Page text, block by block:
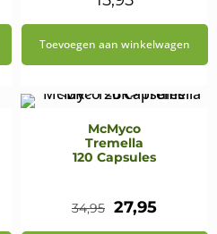
Toevoegen aan winkelwagen
McMyco
Tremella
120 Capsules
34,95 27,95